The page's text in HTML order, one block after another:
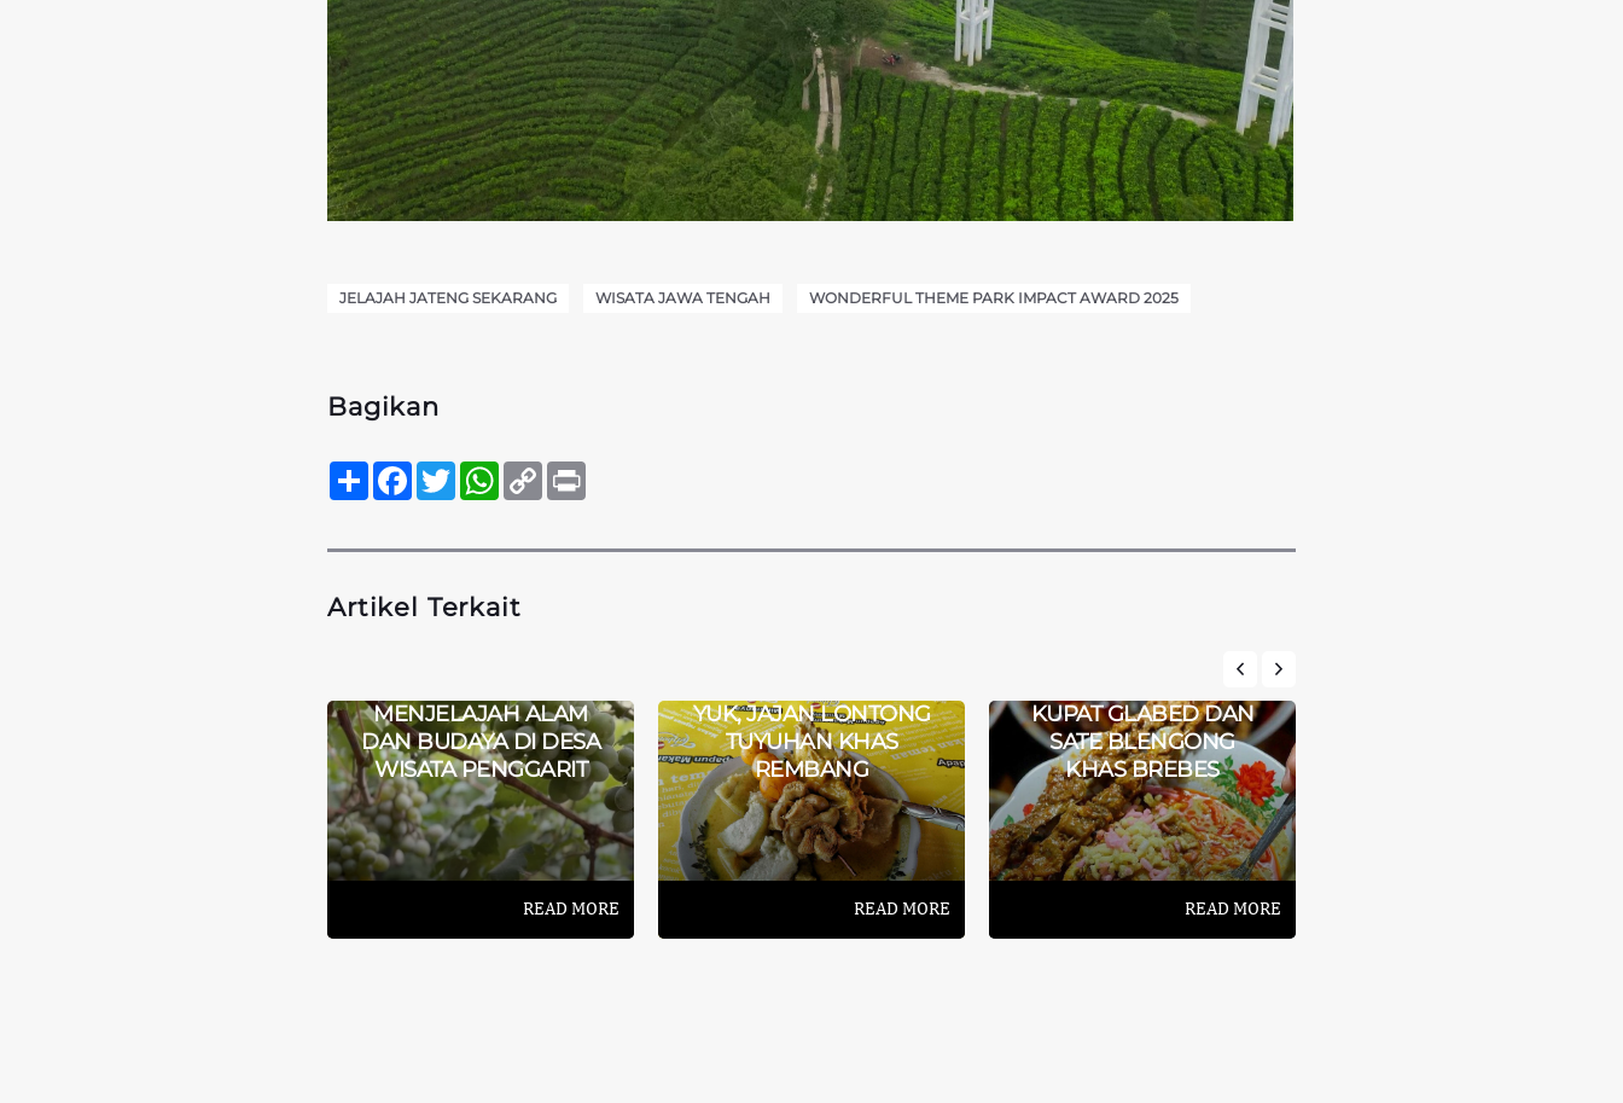
JELAJAH JATENG SEKARANG WISATA JAWA TENGAH WONDERFUL THEME PARK IMPACT AWARD 2025
Bagikan
SambungFacebook
TwitterWhatsApp
Copy
Link
Artikel Terkait
MENJELAJAH ALAM
DAN BUDAYA DI DESA
WISATA PENGGARIT
READ MORE
YUK, JAJAN LONTONG
TUYUHAN KHAS
REMBANG
READ MORE
KUPAT GLABED DAN
SATE BLENGONG
KHAS BREBES
READ MORE